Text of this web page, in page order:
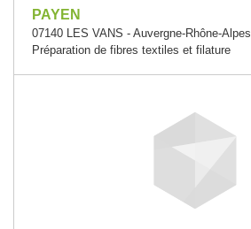
PAYEN
07140 LES VANS - Auvergne-Rhône-Alpes
Préparation de fibres textiles et filature